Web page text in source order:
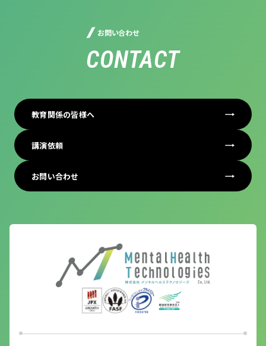
お問い合わせ
CONTACT
教育関係の皆様へ
講演依頼
お問い合わせ